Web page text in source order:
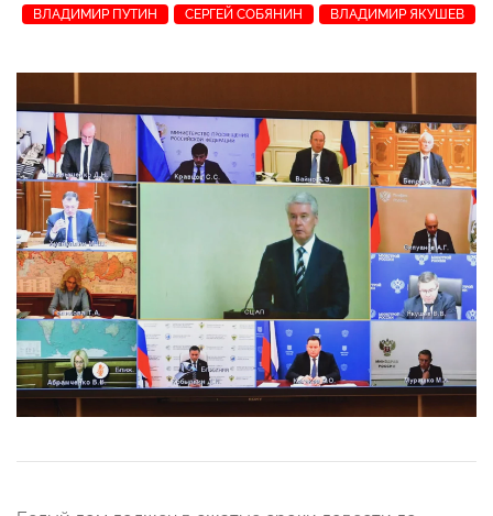
ВЛАДИМИР ПУТИН СЕРГЕЙ СОБЯНИН ВЛАДИМИР ЯКУШЕВ